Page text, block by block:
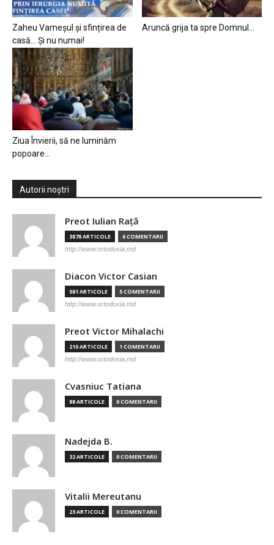
Zaheu Vameșul și sfințirea de
casă… Și nu numai!
Aruncă grija ta spre Domnul…
Ziua Învierii, să ne luminăm
popoare…
Autorii noștri
Preot Iulian Raţă
3878 ARTICOLE 6 COMENTARII
http://www.ortodoxia.md
Diacon Victor Casian
581 ARTICOLE 5 COMENTARII
http://www.ortodoxia.md
Preot Victor Mihalachi
210 ARTICOLE 1 COMENTARII
http://www.ortodoxia.md
Cvasniuc Tatiana
88 ARTICOLE 0 COMENTARII
Nadejda B.
32 ARTICOLE 0 COMENTARII
Vitalii Mereutanu
23 ARTICOLE 0 COMENTARII